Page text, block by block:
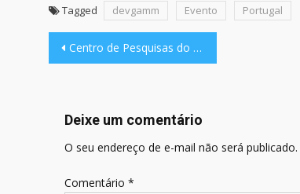
Tagged devgamm Evento Portugal
Navegação
Post
Centro de Pesquisas do Sesc SP faz um alerta sobre jovens, bets e jogos de azar
Deixe um comentário
O seu endereço de e-mail não será publicado.
Comentário *